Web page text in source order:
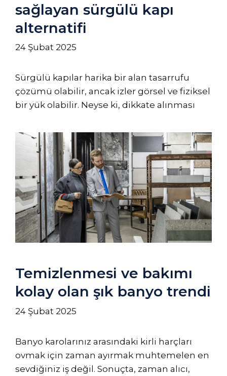
sağlayan sürgülü kapı
alternatifi
24 Şubat 2025
Sürgülü kapılar harika bir alan tasarrufu
çözümü olabilir, ancak izler görsel ve fiziksel
bir yük olabilir. Neyse ki, dikkate alınması
Temizlenmesi ve bakımı
kolay olan şık banyo trendi
24 Şubat 2025
Banyo karolarınız arasındaki kirli harçları
ovmak için zaman ayırmak muhtemelen en
sevdiğiniz iş değil. Sonuçta, zaman alıcı,